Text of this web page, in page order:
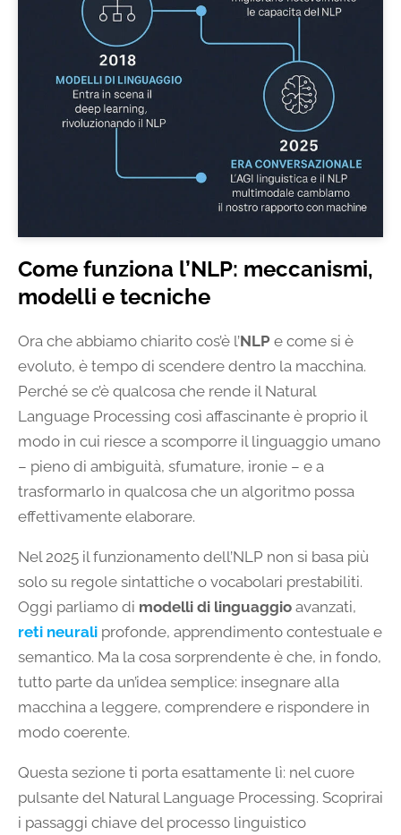
Come funziona l’NLP: meccanismi,
modelli e tecniche
Ora che abbiamo chiarito cos’è l’NLP e come si è
evoluto, è tempo di scendere dentro la macchina.
Perché se c’è qualcosa che rende il Natural
Language Processing così affascinante è proprio il
modo in cui riesce a scomporre il linguaggio umano
– pieno di ambiguità, sfumature, ironie – e a
trasformarlo in qualcosa che un algoritmo possa
effettivamente elaborare.
Nel 2025 il funzionamento dell’NLP non si basa più
solo su regole sintattiche o vocabolari prestabiliti.
Oggi parliamo di modelli di linguaggio avanzati,
reti neurali profonde, apprendimento contestuale e
semantico. Ma la cosa sorprendente è che, in fondo,
tutto parte da un’idea semplice: insegnare alla
macchina a leggere, comprendere e rispondere in
modo coerente.
Questa sezione ti porta esattamente lì: nel cuore
pulsante del Natural Language Processing. Scoprirai
i passaggi chiave del processo linguistico